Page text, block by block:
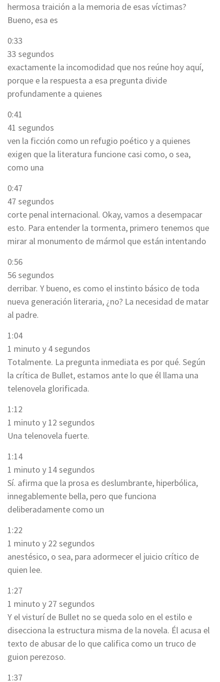
hermosa traición a la memoria de esas víctimas?
Bueno, esa es
0:33
33 segundos
exactamente la incomodidad que nos reúne hoy aquí,
porque e la respuesta a esa pregunta divide
profundamente a quienes
0:41
41 segundos
ven la ficción como un refugio poético y a quienes
exigen que la literatura funcione casi como, o sea,
como una
0:47
47 segundos
corte penal internacional. Okay, vamos a desempacar
esto. Para entender la tormenta, primero tenemos que
mirar al monumento de mármol que están intentando
0:56
56 segundos
derribar. Y bueno, es como el instinto básico de toda
nueva generación literaria, ¿no? La necesidad de matar
al padre.
1:04
1 minuto y 4 segundos
Totalmente. La pregunta inmediata es por qué. Según
la crítica de Bullet, estamos ante lo que él llama una
telenovela glorificada.
1:12
1 minuto y 12 segundos
Una telenovela fuerte.
1:14
1 minuto y 14 segundos
Sí. afirma que la prosa es deslumbrante, hiperbólica,
innegablemente bella, pero que funciona
deliberadamente como un
1:22
1 minuto y 22 segundos
anestésico, o sea, para adormecer el juicio crítico de
quien lee.
1:27
1 minuto y 27 segundos
Y el visturí de Bullet no se queda solo en el estilo e
disecciona la estructura misma de la novela. Él acusa el
texto de abusar de lo que califica como un truco de
guion perezoso.
1:37